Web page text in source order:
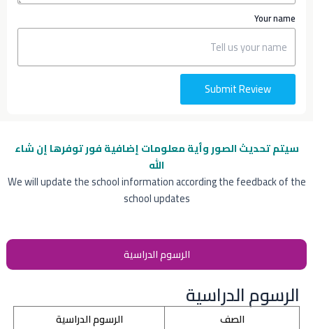
سيتم تحديث الصور وأية معلومات إضافيةفور توفرها إن شاء
الله
We will update the school information according the feedback of the
school updates
الرسوم الدراسية
الرسوم الدراسية
الصف
الرسوم الدراسية
Your name
Submit Review